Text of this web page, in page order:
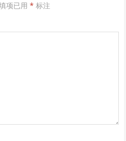
项已用* 标注